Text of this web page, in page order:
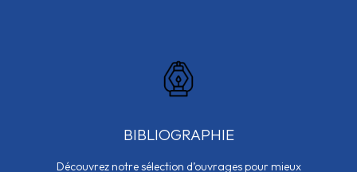
BIBLIOGRAPHIE
Découvrez notre sélection d’ouvrages pour mieux